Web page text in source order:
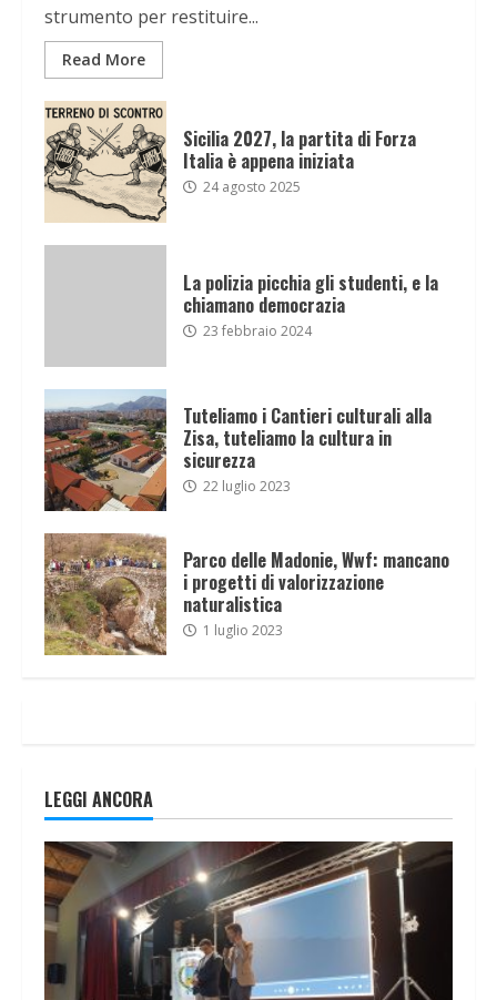
strumento per restituire...
Read More
Sicilia 2027, la partita di Forza
Italia è appena iniziata
24 agosto 2025
La polizia picchia gli studenti, e la
chiamano democrazia
23 febbraio 2024
Tuteliamo i Cantieri culturali alla
Zisa, tuteliamo la cultura in
sicurezza
22 luglio 2023
Parco delle Madonie, Wwf: mancano
i progetti di valorizzazione
naturalistica
1 luglio 2023
LEGGI ANCORA